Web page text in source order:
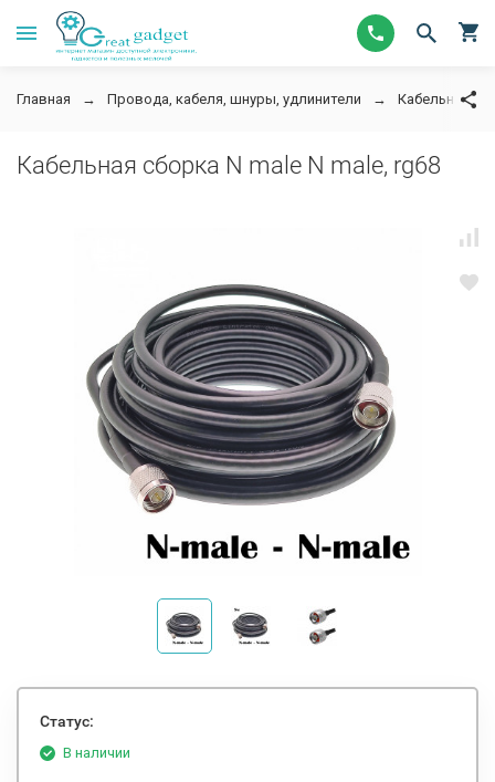
Главная Провода, кабеля, шнуры, удлинители Кабельная
Кабельная сборка N male N male, rg68
Статус:
В наличии